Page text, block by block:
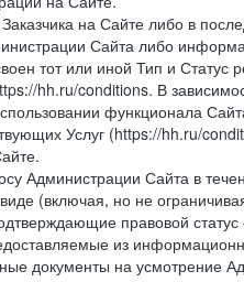
на Сайте либо в
Сайта либо
тот или иной Тип и
hh.ru/conditions. В
функционала
Услуг (https://hh.ru/
Администрации Сайта в
(включая, но не
правовой
из
документы на усмотрение